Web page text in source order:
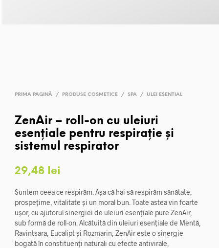
PRIMA PAGINĂ / PRODUSE COSMETICE / SPA / ULEI ESENTIAL
ZenAir – roll-on cu uleiuri
esențiale pentru respirație și
sistemul respirator
29,48 lei
Suntem ceea ce respirăm. Așa că hai să respirăm sănătate,
prospețime, vitalitate și un moral bun. Toate astea vin foarte
ușor, cu ajutorul sinergiei de uleiuri esențiale pure ZenAir,
sub formă de roll-on. Alcătuită din uleiuri esențiale de Mentă,
Ravintsara, Eucalipt și Rozmarin, ZenAir este o sinergie
bogată în constituenți naturali cu efecte antivirale,